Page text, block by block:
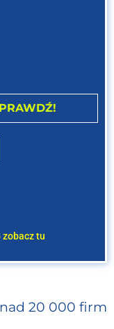
tu
20 000 firm